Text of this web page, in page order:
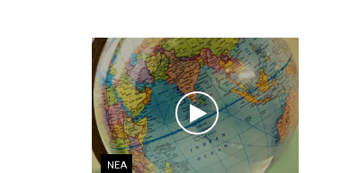
ΝΈΑ